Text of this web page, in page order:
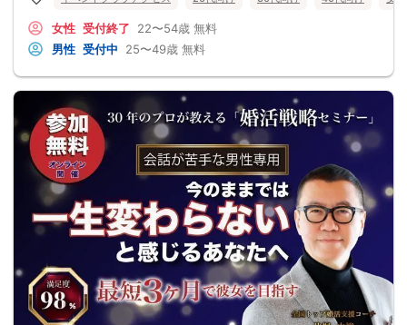
女性 受付終了 22〜54歳 無料
男性 受付中 25〜49歳 無料